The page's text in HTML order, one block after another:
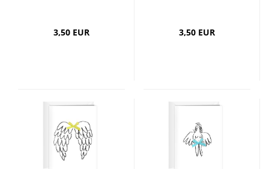
3,50 EUR 3,50 EUR